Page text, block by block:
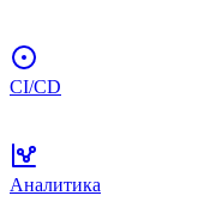
CI/CD
Аналитика